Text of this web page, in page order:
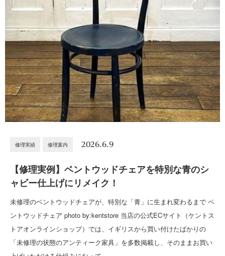
修理実績 修理案内 2026.6.9
【修理実例】ベントウッドチェアを特別な青のシ
ャビー仕上げにリメイク！
未修理のベントウッドチェアが、特別な「青」に生まれ変わるまで ベ
ントウッドチェア photo by:kentstore 当店の公式ECサイト（ケントス
トアオンラインショップ）では、イギリスから買い付けたばかりの
「未修理の状態のアンティーク家具」を多数掲載し、そのままお買い